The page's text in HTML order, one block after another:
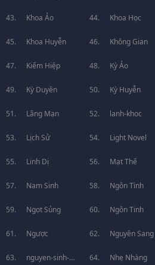
Khoa Ảo Khoa Học
Khoa Huyễn Không Gian
Kiếm Hiệp Kỳ Ảo
Kỳ Duyên Kỳ Huyễn
Lãng Mạn lanh-khoc
Lịch Sử Light Novel
Linh Dị Mạt Thế
Nam Sinh Ngôn Tình
Ngọt Sủng Ngôn Tinh
Ngược Nguyên Sang
nguyen-sinh- Nhẹ Nhàng